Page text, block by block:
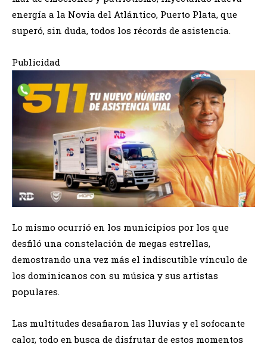
energía a la Novia del Atlántico, Puerto Plata, que
superó, sin duda, todos los récords de asistencia.
Publicidad
Lo mismo ocurrió en los municipios por los que
desfiló una constelación de megas estrellas,
demostrando una vez más el indiscutible vínculo de
los dominicanos con su música y sus artistas
populares.
Las multitudes desafiaron las lluvias y el sofocante
calor, todo en busca de disfrutar de estos momentos